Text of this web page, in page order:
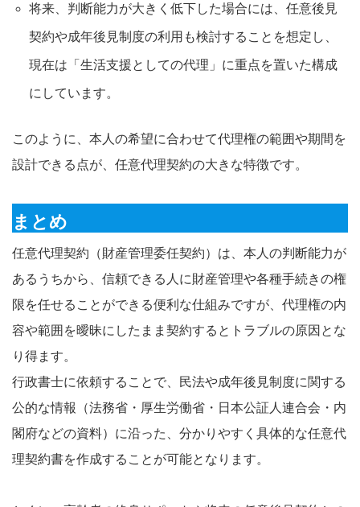
将来、判断能力が大きく低下した場合には、任意後見
契約や成年後見制度の利用も検討することを想定し、
現在は「生活支援としての代理」に重点を置いた構成
にしています。
このように、本人の希望に合わせて代理権の範囲や期間を
設計できる点が、任意代理契約の大きな特徴です。
まとめ
任意代理契約（財産管理委任契約）は、本人の判断能力が
あるうちから、信頼できる人に財産管理や各種手続きの権
限を任せることができる便利な仕組みですが、代理権の内
容や範囲を曖昧にしたまま契約するとトラブルの原因とな
り得ます。
行政書士に依頼することで、民法や成年後見制度に関する
公的な情報（法務省・厚生労働省・日本公証人連合会・内
閣府などの資料）に沿った、分かりやすく具体的な任意代
理契約書を作成することが可能となります。